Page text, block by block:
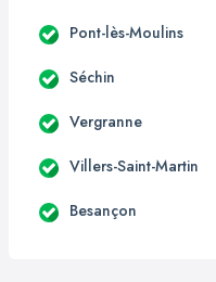
Pont-lès-Moulins
Séchin
Vergranne
Villers-Saint-Martin
Besançon